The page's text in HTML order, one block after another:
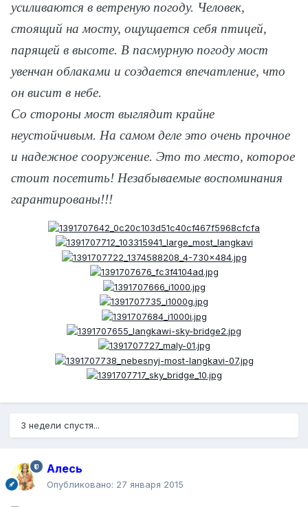
усиливаются в ветреную погоду. Человек,
стоящий на мосту, ощущается себя птицей,
парящей в высоте. В пасмурную погоду мост
увенчан облаками и создается впечатление, что
он висит в небе.
Со стороны мост выглядит крайне
неустойчивым. На самом деле это очень прочное
и надежное сооружение. Это то место, которое
стоит посетить! Незабываемые воспоминания
гарантированы!!!
3 недели спустя...
Алесь
Опубликовано: 27 января 2015